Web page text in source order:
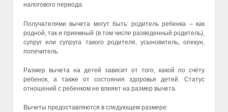
налогового периода.
Получателями вычета могут быть: родитель ребенка – как
родной, так и приемный (в том числе разведенный родитель),
супруг или супруга такого родителя, усыновитель, опекун,
попечитель.
Размер вычета на детей зависит от того, какой по счёту
ребенок, а также от состояния здоровья детей. Статус
отношений с ребенком не влияет на размер вычета.
Вычеты предоставляются в следующем размере: